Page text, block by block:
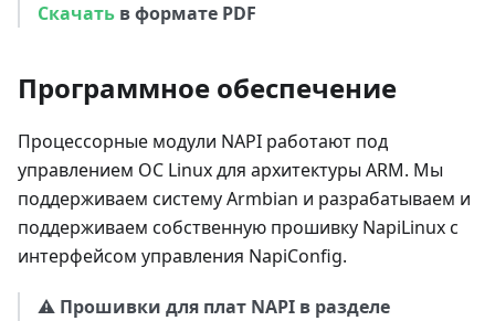
Скачать в формате PDF
Программное обеспечение
Процессорные модули NAPI работают под
управлением ОС Linux для архитектуры ARM. Мы
поддерживаем систему Armbian и разрабатываем и
поддерживаем собственную прошивку NapiLinux с
интерфейсом управления NapiConfig.
⚠️ Прошивки для плат NAPI в разделе